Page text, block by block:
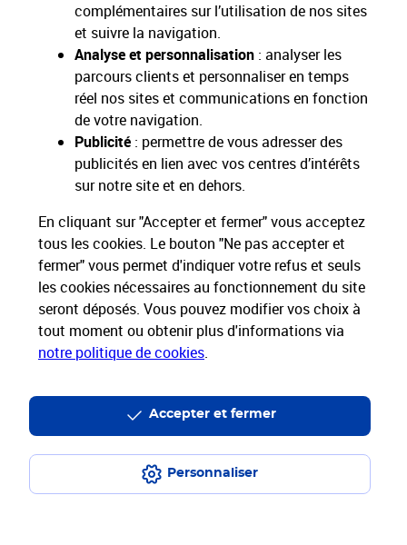
complémentaires sur l’utilisation de nos sites
et suivre la navigation.
Analyse et personnalisation : analyser les
parcours clients et personnaliser en temps
réel nos sites et communications en fonction
de votre navigation.
Publicité : permettre de vous adresser des
publicités en lien avec vos centres d’intérêts
sur notre site et en dehors.
En cliquant sur "Accepter et fermer" vous acceptez
tous les cookies. Le bouton "Ne pas accepter et
fermer" vous permet d'indiquer votre refus et seuls
les cookies nécessaires au fonctionnement du site
seront déposés. Vous pouvez modifier vos choix à
tout moment ou obtenir plus d'informations via
notre politique de cookies.
Personnaliser
Accepter et fermer
Applications La Poste
Restons connectés
Nos Services
Nos Produits
La Poste vous accompagne
La Poste recrute